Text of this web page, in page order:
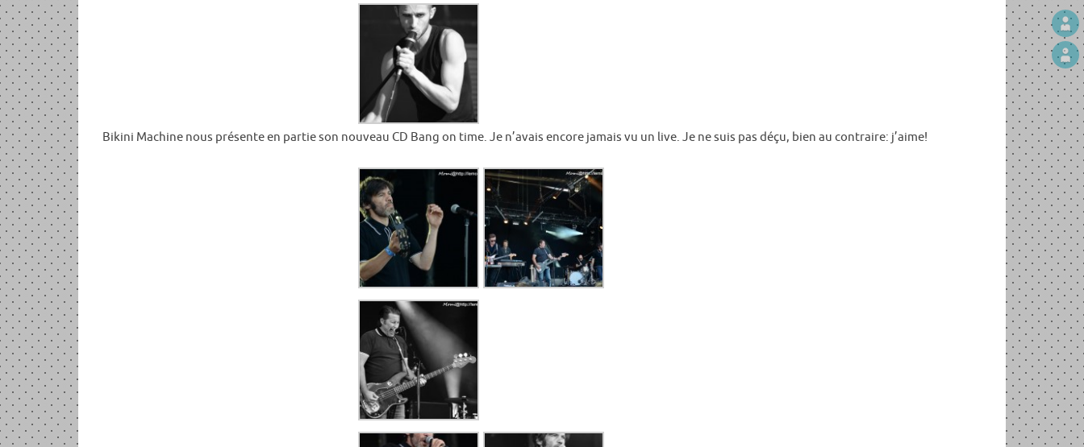
Bikini Machine nous présente en partie son nouveau CD Bang on time. Je n’avais encore jamais vu un live. Je ne suis pas déçu, bien au contraire: j’aime!